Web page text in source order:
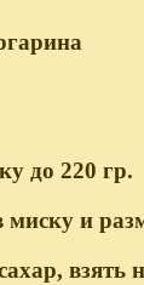
до 220 гр.
миску и
взять